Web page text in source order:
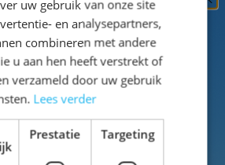
lederhose gaat veel langer
stoffen modellen en
naarmate je hem vaker
is de Flachau ideaal voor
naar het Oktoberfest
van hogere kwaliteit
uw gebruik van onze site
en analysepartners,
combineren met andere
u aan hen heeft verstrekt of
verzameld door uw gebruik
Lees verder
Prestatie Targeting
5%
nieuwsbrief en ontvang toegang
kortingen!